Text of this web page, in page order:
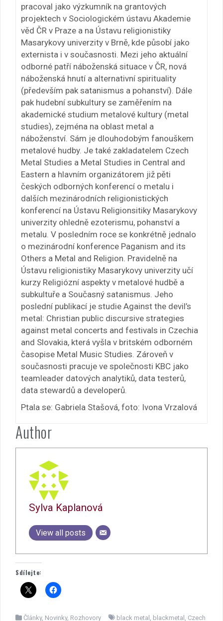
pracoval jako výzkumník na grantových
projektech v Sociologickém ústavu Akademie
věd ČR v Praze a na Ústavu religionistiky
Masarykovy univerzity v Brně, kde působí jako
externista i v současnosti. Mezi jeho aktuální
odborné patří náboženská situace v ČR, nová
náboženská hnutí a alternativní spirituality
(především pak satanismus a pohanství). Dále
pak hudební subkultury se zaměřením na
akademické studium metalové kultury (metal
studies), zejména na oblast metal a
náboženství. Sám je dlouhodobým fanouškem
metalové hudby. Je také zakladatelem Czech
Metal Studies a Metal Studies in Central and
Eastern a hlavním organizátorem již pěti
českých odborných konferencí o metalu i
dalších mezinárodních religionistických
konferencí na Ústavu Religionsitiky Masarykovy
univerzity ohledně ezoterismu, pohanství a
metalu. V posledním roce se konkrétně jednalo
o mezinárodní konference Paganism and its
Others a Metal and Religion. Pravidelně na
Ústavu religionistiky Masarykovy univerzity učí
kurzy Religiózní aspekty v metalové hudbě a
subkultuře a Současný satanismus. Jeho
poslední publikací je studie Against the devil’s
metal: Christian public discursive strategies
against metal concerts and festivals in Czechia
and Slovakia, která vyšla v britském odborném
časopise Metal Music Studies. Zároveň v
současnosti pracuje ve společnosti KBC jako
teamleader datových analytiků, data testerů,
data stewardů a developerů.
Ptala se: Gabriela Stašová, foto: Ivona Vrzalová
Author
Sylva Kaplanová
View all posts
Sdílejte:
Články, Novinky, Rozhovory black metal blackmetal Czech